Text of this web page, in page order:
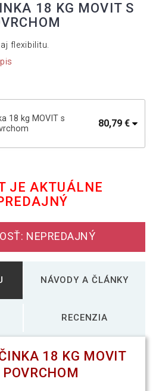
18 KG MOVIT S
flexibilitu.
18 kg MOVIT s
80,79 €
4 kg MOVIT s vinylovým
JE AKTUÁLNE
NEPREDAJNÝ
NÁVODY A ČLÁNKY
RECENZIA
18 KG MOVIT